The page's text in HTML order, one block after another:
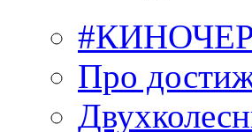
Про